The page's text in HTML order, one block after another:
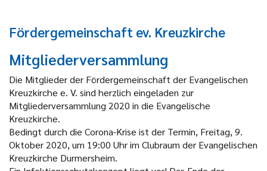
Fördergemeinschaft ev. Kreuzkirche
Mitgliederversammlung
Die Mitglieder der Fördergemeinschaft der Evangelischen
Kreuzkirche e. V. sind herzlich eingeladen zur
Mitgliederversammlung 2020 in die Evangelische
Kreuzkirche.
Bedingt durch die Corona-Krise ist der Termin, Freitag, 9.
Oktober 2020, um 19:00 Uhr im Clubraum der Evangelischen
Kreuzkirche Durmersheim.